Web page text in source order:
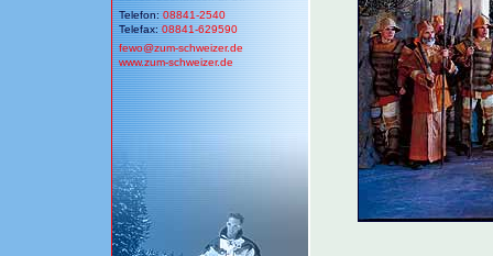
Telefon:08841-2540
Telefax:08841-629590
fewo@zum-schweizer.de
www.zum-schweizer.de